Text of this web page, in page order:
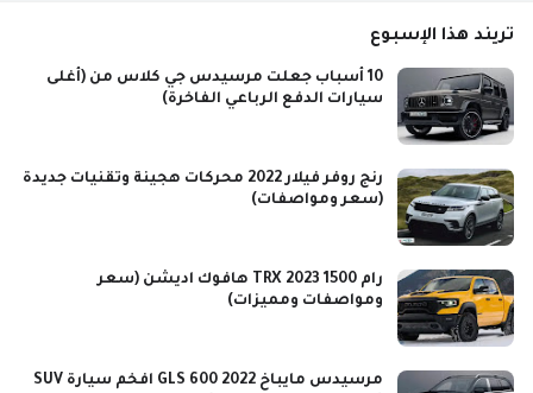
تريند هذا الإسبوع
10 أسباب جعلت مرسيدس جي كلاس من (أغلى
سيارات الدفع الرباعي الفاخرة)
رنج روفر فيلار 2022 محركات هجينة وتقنيات جديدة
(سعر ومواصفات)
رام 1500 TRX 2023 هافوك اديشن (سعر
ومواصفات ومميزات)
مرسيدس مايباخ GLS 600 2022 افخم سيارة SUV